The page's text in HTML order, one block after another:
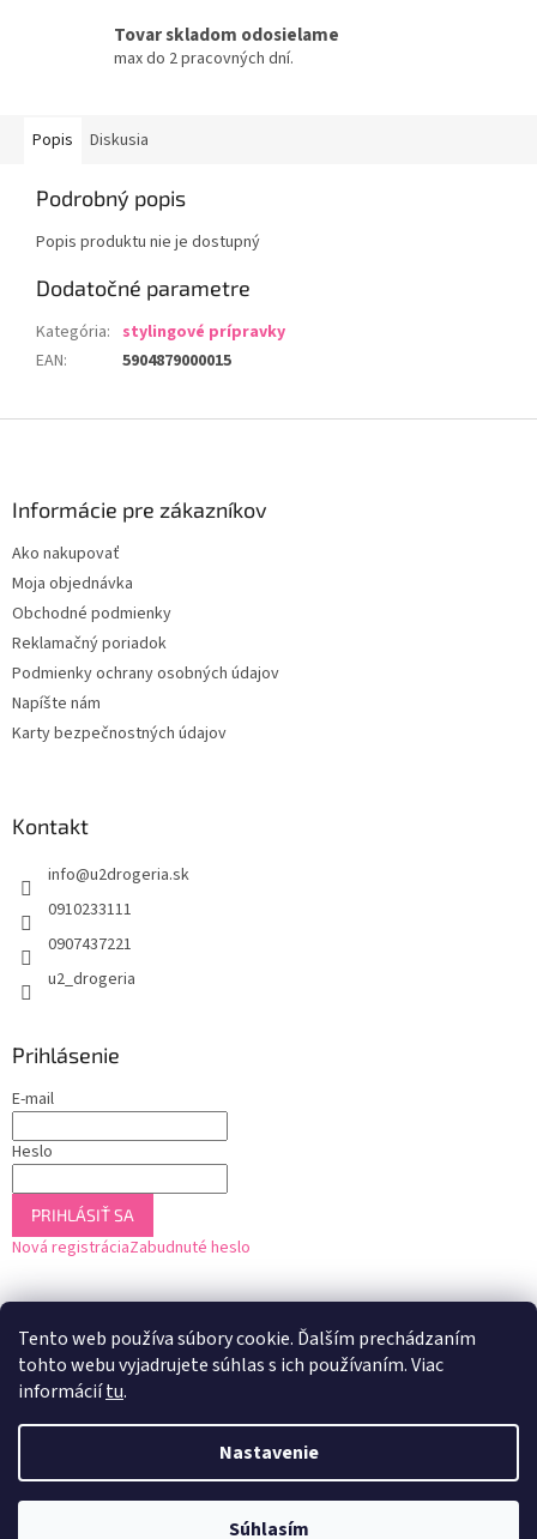
Tento web používa súbory cookie. Ďalším prechádzaním
tohto webu vyjadrujete súhlas s ich používaním. Viac
informáciítu.
Nastavenie
Súhlasím
Tovar skladom odosielame
max do 2 pracovných dní.
Popis Diskusia
Podrobný popis
Popis produktu nie je dostupný
Dodatočné parametre
Kategória: stylingové prípravky
EAN: 5904879000015
Informácie pre zákazníkov
Ako nakupovať
Moja objednávka
Obchodné podmienky
Reklamačný poriadok
Podmienky ochrany osobných údajov
Napíšte nám
Karty bezpečnostných údajov
Kontakt
info@u2drogeria.sk
0910233111
0907437221
u2_drogeria
Prihlásenie
E-mail
Heslo
PRIHLÁSIŤ SA
Nová registráciaZabudnuté heslo
Vytvoril Shoptet
U2 Drogéria. Všetky práva vyhradené.